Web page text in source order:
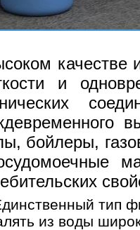
качестве
и
бойлеры,
тип
из воды